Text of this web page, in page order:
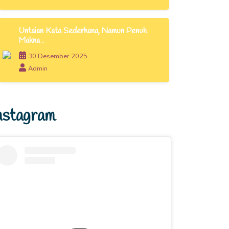
Untaian Kata Sederhana, Namun Penuh
Makna .
30 Desember 2025
Admin